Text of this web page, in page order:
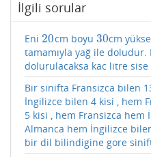
İlgili sorular
Eni 20
20cm boyu 30
30cm
tamamıyla yağ ile doludur.
dolurulacaksa kac litre sise
Bir sinifta Fransizca bilen
İngilizce bilen 4 kisi , hem
5 kisi , hem Fransizca
Almanca hem İngilizce
bir dil bilindigine gore